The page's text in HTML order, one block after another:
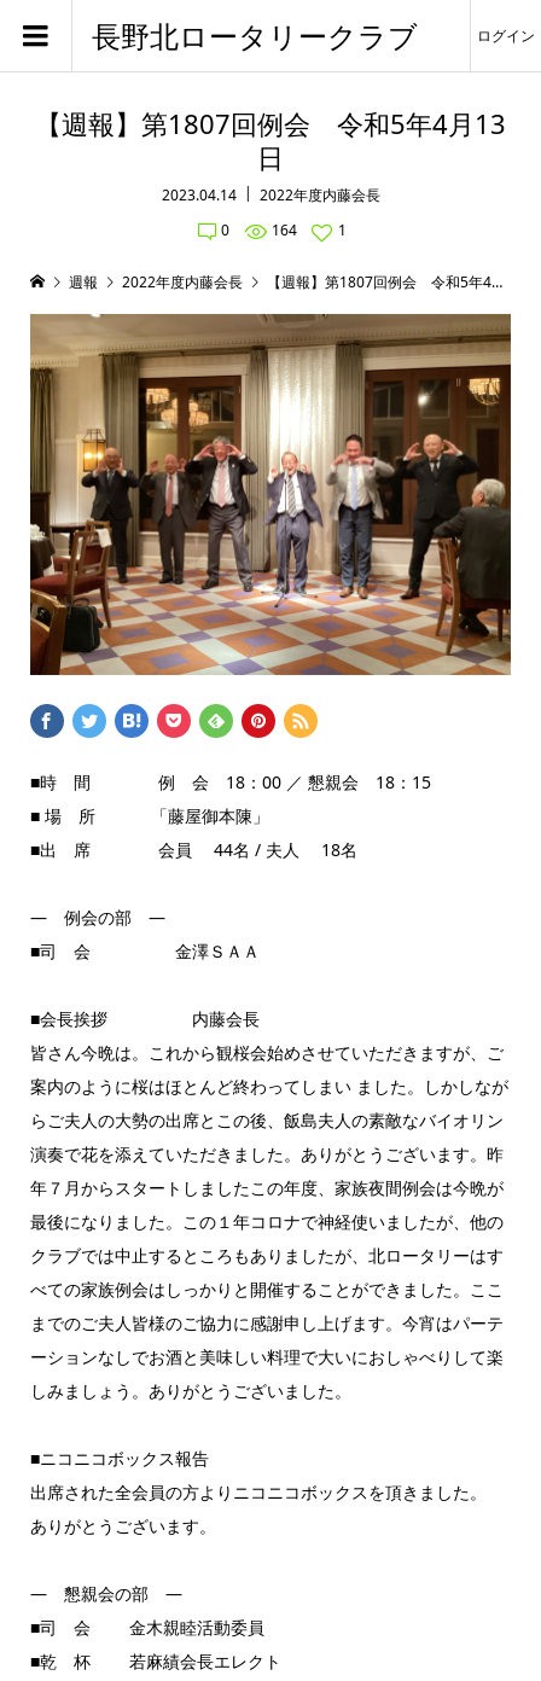
長野北ロータリークラブ ログイン
【週報】第1807回例会 令和5年4月13
日
2023.04.14
2022年度内藤会長
0
164 1
週報 2022年度内藤会長 【週報】第1807回例会 令和5年4月13日
■時 間 例 会 18：00 ／ 懇親会 18：15
■ 場 所 「藤屋御本陳」
■出 席 会員 44名 / 夫人 18名
― 例会の部 ―
■司 会 金澤ＳＡＡ
■会長挨拶 内藤会長
皆さん今晩は。これから観桜会始めさせていただきますが、ご
案内のように桜はほとんど終わってしまい ました。しかしなが
らご夫人の大勢の出席とこの後、飯島夫人の素敵なバイオリン
演奏で花を添えていただきました。ありがとうございます。昨
年７月からスタートしましたこの年度、家族夜間例会は今晩が
最後になりました。この１年コロナで神経使いましたが、他の
クラブでは中止するところもありましたが、北ロータリーはす
べての家族例会はしっかりと開催することができました。ここ
までのご夫人皆様のご協力に感謝申し上げます。今宵はパーテ
ーションなしでお酒と美味しい料理で大いにおしゃべりして楽
しみましょう。ありがとうございました。
■ニコニコボックス報告
出席された全会員の方よりニコニコボックスを頂きました。
ありがとうございます。
― 懇親会の部 ―
■司 会 金木親睦活動委員
■乾 杯 若麻績会長エレクト